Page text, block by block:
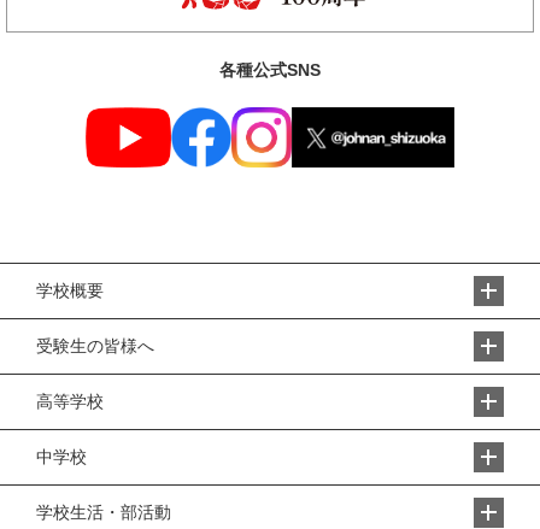
各種公式SNS
学校概要
受験生の皆様へ
高等学校
中学校
学校生活・部活動